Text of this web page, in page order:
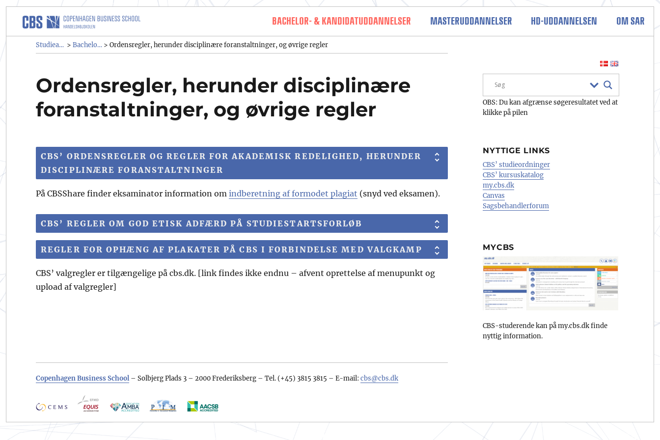
Studieadministrativ regelsamling (SAR)
BACHELOR- & KANDIDATUDDANNELSER MASTERUDDANNELSER HD-UDDANNELSEN OM SAR
Studieadministrativ regelsamling (SAR) > Bachelor- & kandidatuddannelser > Ordensregler, herunder disciplinære foranstaltninger, og øvrige regler
Ordensregler, herunder disciplinære
foranstaltninger, og øvrige regler
CBS’ ORDENSREGLER OG REGLER FOR AKADEMISK REDELIGHED, HERUNDER
DISCIPLINÆRE FORANSTALTNINGER
På CBSShare finder eksaminator information om indberetning af formodet plagiat (snyd ved eksamen).
CBS’ REGLER OM GOD ETISK ADFÆRD PÅ STUDIESTARTSFORLØB
REGLER FOR OPHÆNG AF PLAKATER PÅ CBS I FORBINDELSE MED VALGKAMP
CBS’ valgregler er tilgængelige på cbs.dk. [link findes ikke endnu – afvent oprettelse af menupunkt og
upload af valgregler]
Copenhagen Business School – Solbjerg Plads 3 – 2000 Frederiksberg – Tel. (+45) 3815 3815 – E-mail: cbs@cbs.dk
OBS: Du kan afgrænse søgeresultatet ved at
klikke på pilen
NYTTIGE LINKS
CBS’ studieordninger
CBS’ kursuskatalog
my.cbs.dk
Canvas
Sagsbehandlerforum
MYCBS
CBS-studerende kan på my.cbs.dk finde
nyttig information.